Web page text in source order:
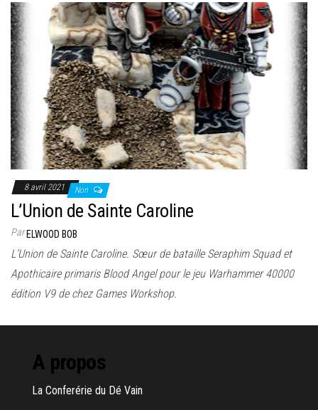
8 avril 2021 Non
L’Union de Sainte Caroline
ParELWOOD BOB
L’Union de Sainte Caroline. Sœur de bataille Seraphim Squad et
Apothicaire primaris Blood Angel pour le jeu Warhammer 40000
édition V9 de chez Games Workshop.
A propos
La Conferérie du Dé Vain